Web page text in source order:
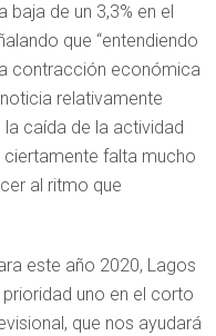
de un 3,3% en el
que “entendiendo
contracción económica
relativamente
caída de la actividad
falta mucho
al ritmo que
este año 2020, Lagos
prioridad uno en el corto
que nos ayudará